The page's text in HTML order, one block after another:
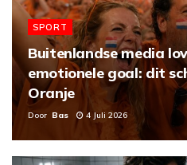
SPORT
Buitenlandse media
emotionele goal: dit
Oranje
Door Bas 4 Juli 2026